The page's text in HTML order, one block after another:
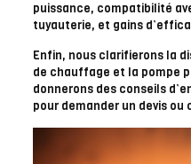
puissance, compatibilité
tuyauterie, et gains
Enfin, nous clarifierons la
de chauffage et la pompe
donnerons des conseils
pour demander un devis